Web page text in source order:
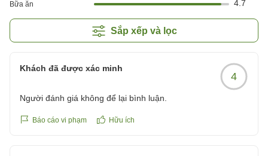
Bữa ăn 4.7
Sắp xếp và lọc
Khách đã được xác minh
4
Người đánh giá không để lại bình luận.
Báo cáo vi phạm Hữu ích